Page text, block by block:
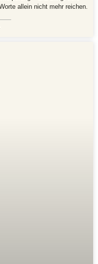
allein nicht mehr reichen.